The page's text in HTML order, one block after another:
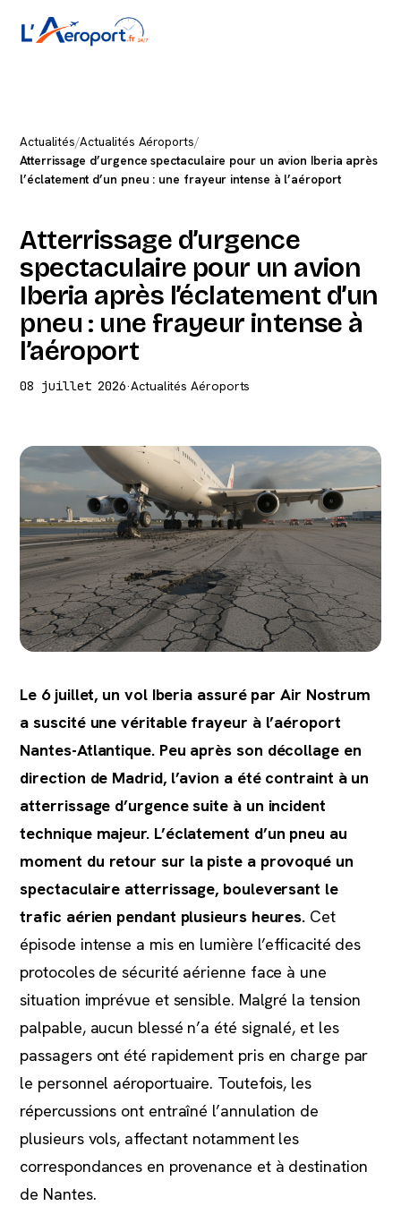
Actualités/Actualités Aéroports/
Atterrissage d’urgence spectaculaire pour un avion Iberia après
l’éclatement d’un pneu : une frayeur intense à l’aéroport
Atterrissage d’urgence
spectaculaire pour un avion
Iberia après l’éclatement d’un
pneu : une frayeur intense à
l’aéroport
08 juillet 2026·Actualités Aéroports
Le 6 juillet, un vol Iberia assuré par Air Nostrum
a suscité une véritable frayeur à l’aéroport
Nantes-Atlantique. Peu après son décollage en
direction de Madrid, l’avion a été contraint à un
atterrissage d’urgence suite à un incident
technique majeur. L’éclatement d’un pneu au
moment du retour sur la piste a provoqué un
spectaculaire atterrissage, bouleversant le
trafic aérien pendant plusieurs heures. Cet
épisode intense a mis en lumière l’efficacité des
protocoles de sécurité aérienne face à une
situation imprévue et sensible. Malgré la tension
palpable, aucun blessé n’a été signalé, et les
passagers ont été rapidement pris en charge par
le personnel aéroportuaire. Toutefois, les
répercussions ont entraîné l’annulation de
plusieurs vols, affectant notamment les
correspondances en provenance et à destination
de Nantes.